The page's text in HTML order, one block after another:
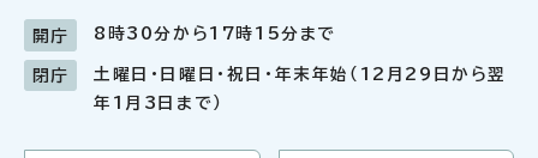
開庁 8時30分から17時15分まで
閉庁
土曜日・日曜日・祝日・年末年始（12月29日から翌
年1月3日まで）